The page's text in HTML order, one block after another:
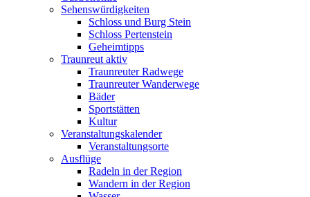
Sehenswürdigkeiten
Schloss und Burg Stein
Schloss Pertenstein
Geheimtipps
Traunreut aktiv
Traunreuter Radwege
Traunreuter Wanderwege
Bäder
Sportstätten
Kultur
Veranstaltungskalender
Veranstaltungsorte
Ausflüge
Radeln in der Region
Wandern in der Region